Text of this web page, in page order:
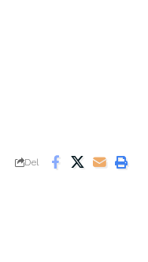
Del